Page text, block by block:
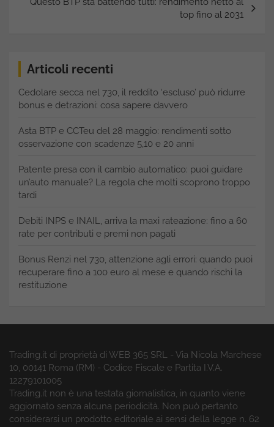
top fino al 2031
Articoli recenti
Cedolare secca nel 730, il reddito ‘escluso’ può ridurre
bonus e detrazioni: cosa sapere davvero
Asta BTP e CCTeu del 28 maggio: rendimenti sotto
osservazione con scadenze 5,10 e 20 anni
Patente presa con il cambio automatico: puoi guidare
un’auto manuale? La regola che molti scoprono troppo
tardi
Debiti INPS e INAIL, arriva la maxi rateazione: fino a 60
rate per contributi e premi non pagati
Bonus Renzi nel 730, attenzione agli errori: quando puoi
recuperare fino a 100 euro al mese e quando rischi la
restituzione
Trading.it di proprietà di WEB 365 SRL - Via Nicola Marchese
10, 00141 Roma (RM) - Codice Fiscale e Partita I.V.A.
12279101005
Trading.it non è una testata giornalistica, in quanto viene
aggiornato senza alcuna periodicità. Non può pertanto
considerarsi un prodotto editoriale ai sensi della legge n. 62